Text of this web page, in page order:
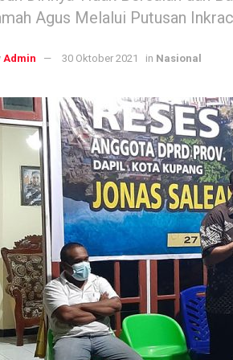
Agus Melalui Putusan
Admin 30 Oktober 2021 in Nasional